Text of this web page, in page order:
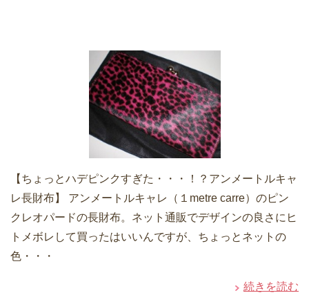
【ちょっとハデピンクすぎた・・・！？アンメートルキャ
レ長財布】 アンメートルキャレ（１metre carre）のピン
クレオパードの長財布。ネット通販でデザインの良さにヒ
トメボレして買ったはいいんですが、ちょっとネットの
色・・・
続きを読む